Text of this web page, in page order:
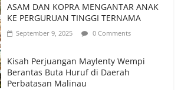
ASAM DAN KOPRA MENGANTAR ANAK
KE PERGURUAN TINGGI TERNAMA
September 9, 2025 0 Comments
Kisah Perjuangan Maylenty Wempi
Berantas Buta Huruf di Daerah
Perbatasan Malinau